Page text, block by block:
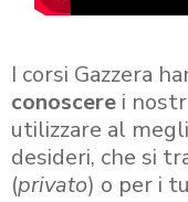
I corsi Gazzera
conoscere i
utilizzare al
desideri, che si
(privato) o per i